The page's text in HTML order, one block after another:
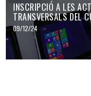
INSCRIPCIÓ A LES
TRANSVERSALS DEL
09/12/24